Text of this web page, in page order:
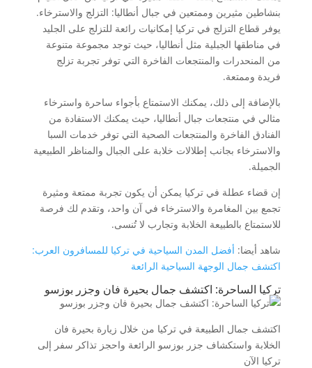
بنشاطين مثيرين وممتعين في جبال أنطاليا: التزلج والاسترخاء.
يوفر قطاع التزلج في تركيا إمكانيات رائعة للتزلج على الجليد
في مناطقها الجبلية مثل أنطاليا، حيث توجد مجموعة متنوعة
من المنحدرات والمنتجعات الفاخرة التي توفر تجربة تزلج
فريدة وممتعة.
بالإضافة إلى ذلك، يمكنك الاستمتاع بأجواء ساحرة واسترخاء
مثالي في منتجعات جبال أنطاليا، حيث يمكنك الاستفادة من
الفنادق الفاخرة والمنتجعات الصحية التي توفر خدمات السبا
والاسترخاء بجانب إطلالات خلابة على الجبال والمناظر الطبيعية
الجميلة.
إن قضاء عطلة في تركيا يمكن أن يكون تجربة ممتعة ومثيرة
تجمع بين المغامرة والاسترخاء في آن واحد، وتقدم لك فرصة
للاستمتاع بالطبيعة الخلابة وتجارب لا تُنسى.
شاهد أيضا: أفضل المدن السياحية في تركيا للمسافرون العرب:
اكتشف جمال الوجهة السياحية الرائعة
تركيا الساحرة: اكتشف جمال بحيرة فان وجزر بوزسو
اكتشف جمال الطبيعة في تركيا من خلال زيارة بحيرة فان
الخلابة واستكشاف جزر بوزسو الرائعة واحجز تذاكر سفر إلى
تركيا الآن